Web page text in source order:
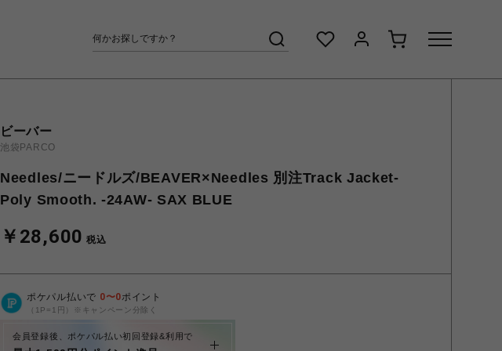
ビーバー
池袋PARCO
Needles/ニードルズ/BEAVER×Needles 別注Track Jacket-
Poly Smooth. -24AW- SAX BLUE
￥28,600 税込
ポケパル払いで 0〜0ポイント
（1P=1円）※キャンペーン分除く
会員登録後、ポケパル払い初回登録&利用で